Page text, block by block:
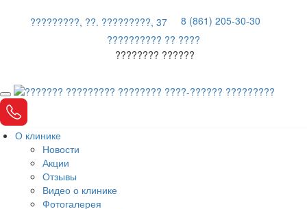
?????????, ??. ?????????, 37
8 (861) 205-30-30
?????????? ?? ????
???????? ??????
О клинике
Новости
Акции
Отзывы
Видео о клинике
Фотогалерея